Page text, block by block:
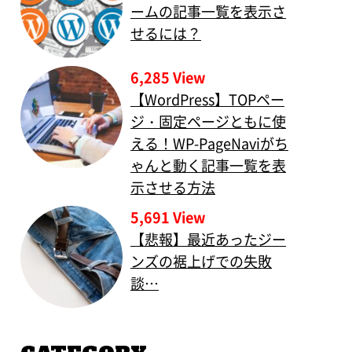
ームの記事一覧を表示さ
せるには？
6,285 View
【WordPress】TOPペー
ジ・固定ページともに使
える！WP-PageNaviがち
ゃんと動く記事一覧を表
示させる方法
5,691 View
【悲報】最近あったジー
ンズの裾上げでの失敗
談…